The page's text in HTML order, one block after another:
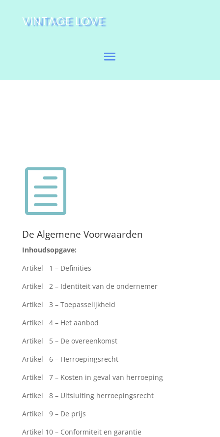
VINTAGE LOVE
h
De Algemene Voorwaarden
Inhoudsopgave:
Artikel 1 – Definities
Artikel 2 – Identiteit van de ondernemer
Artikel 3 – Toepasselijkheid
Artikel 4 – Het aanbod
Artikel 5 – De overeenkomst
Artikel 6 – Herroepingsrecht
Artikel 7 – Kosten in geval van herroeping
Artikel 8 – Uitsluiting herroepingsrecht
Artikel 9 – De prijs
Artikel 10 – Conformiteit en garantie